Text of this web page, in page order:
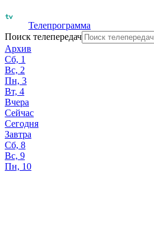
Телепрограмма
Поиск телепередач
Архив
Сб, 1
Вс, 2
Пн, 3
Вт, 4
Вчера
Сейчас
Сегодня
Завтра
Сб, 8
Вс, 9
Пн, 10